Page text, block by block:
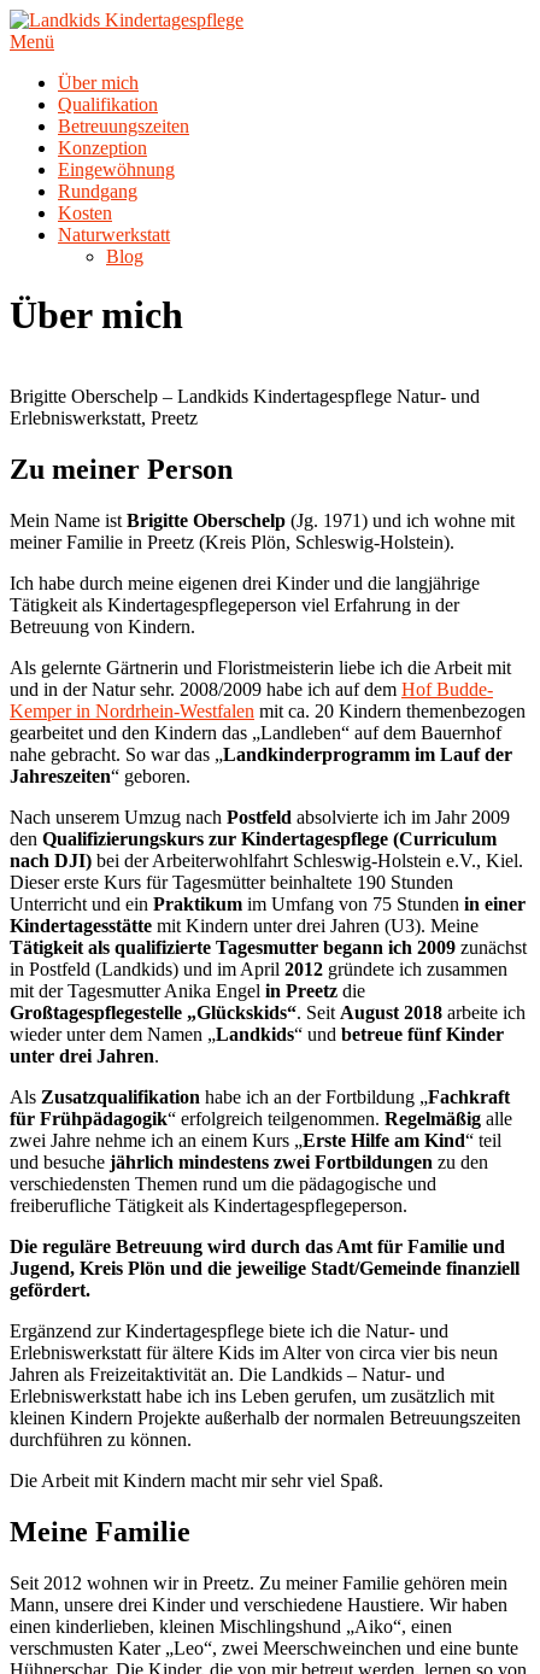
Zum
Inhalt
Menü
Über mich
Qualifikation
Betreuungszeiten
Konzeption
Eingewöhnung
Rundgang
Kosten
Naturwerkstatt
Blog
Über mich
Brigitte Oberschelp – Landkids Kindertagespflege Natur- und
Erlebniswerkstatt, Preetz
Zu meiner Person
Mein Name ist Brigitte Oberschelp (Jg. 1971) und ich wohne mit
meiner Familie in Preetz (Kreis Plön, Schleswig-Holstein).
Ich habe durch meine eigenen drei Kinder und die langjährige
Tätigkeit als Kindertagespflegeperson viel Erfahrung in der
Betreuung von Kindern.
Als gelernte Gärtnerin und Floristmeisterin liebe ich die Arbeit mit
und in der Natur sehr. 2008/2009 habe ich auf dem Hof Budde-
Kemper in Nordrhein-Westfalen mit ca. 20 Kindern themenbezogen
gearbeitet und den Kindern das „Landleben“ auf dem Bauernhof
nahe gebracht. So war das „Landkinderprogramm im Lauf der
Jahreszeiten“ geboren.
Nach unserem Umzug nach Postfeld absolvierte ich im Jahr 2009
den Qualifizierungskurs zur Kindertagespflege (Curriculum
nach DJI) bei der Arbeiterwohlfahrt Schleswig-Holstein e.V., Kiel.
Dieser erste Kurs für Tagesmütter beinhaltete 190 Stunden
Unterricht und ein Praktikum im Umfang von 75 Stunden in einer
Kindertagesstätte mit Kindern unter drei Jahren (U3). Meine
Tätigkeit als qualifizierte Tagesmutter begann ich 2009 zunächst
in Postfeld (Landkids) und im April 2012 gründete ich zusammen
mit der Tagesmutter Anika Engel in Preetz die
Großtagespflegestelle „Glückskids“. Seit August 2018 arbeite ich
wieder unter dem Namen „Landkids“ und betreue fünf Kinder
unter drei Jahren.
Als Zusatzqualifikation habe ich an der Fortbildung „Fachkraft
für Frühpädagogik“ erfolgreich teilgenommen. Regelmäßig alle
zwei Jahre nehme ich an einem Kurs „Erste Hilfe am Kind“ teil
und besuche jährlich mindestens zwei Fortbildungen zu den
verschiedensten Themen rund um die pädagogische und
freiberufliche Tätigkeit als Kindertagespflegeperson.
Die reguläre Betreuung wird durch das Amt für Familie und
Jugend, Kreis Plön und die jeweilige Stadt/Gemeinde finanziell
gefördert.
Ergänzend zur Kindertagespflege biete ich die Natur- und
Erlebniswerkstatt für ältere Kids im Alter von circa vier bis neun
Jahren als Freizeitaktivität an. Die Landkids – Natur- und
Erlebniswerkstatt habe ich ins Leben gerufen, um zusätzlich mit
kleinen Kindern Projekte außerhalb der normalen Betreuungszeiten
durchführen zu können.
Die Arbeit mit Kindern macht mir sehr viel Spaß.
Meine Familie
Seit 2012 wohnen wir in Preetz. Zu meiner Familie gehören mein
Mann, unsere drei Kinder und verschiedene Haustiere. Wir haben
einen kinderlieben, kleinen Mischlingshund „Aiko“, einen
verschmusten Kater „Leo“, zwei Meerschweinchen und eine bunte
Hühnerschar. Die Kinder, die von mir betreut werden, lernen so von